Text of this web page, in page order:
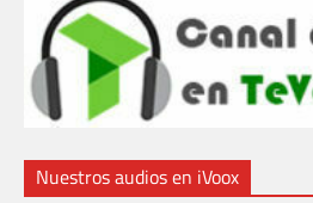
Nuestros audios en iVoox